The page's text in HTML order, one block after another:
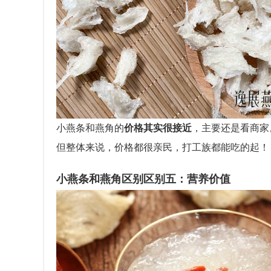
小燕条和燕角的价格其实很接近 ，主要还是看商
但整体来说，价格都很亲民，打工族都能吃的起！
小燕条和燕角区别区别五：营养价值